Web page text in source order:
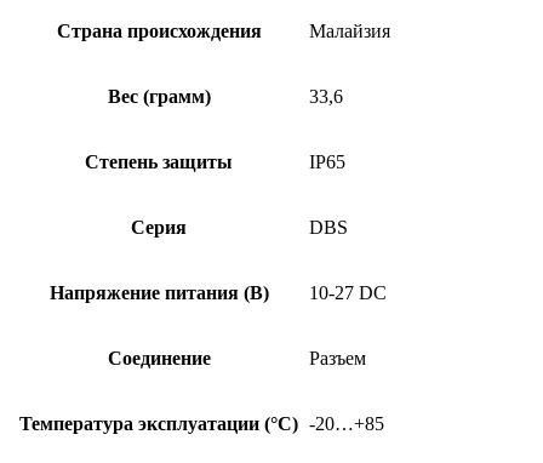
Страна происхождения Малайзия
Вес (грамм) 33,6
Степень защиты IP65
Серия DBS
Напряжение питания (В) 10-27 DC
Соединение Разъем
Температура эксплуатации (°C) -20…+85